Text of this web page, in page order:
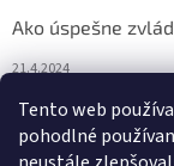
Tento web
pohodlné
Ako úspešne
21.4.2024
Nočné
esencie?